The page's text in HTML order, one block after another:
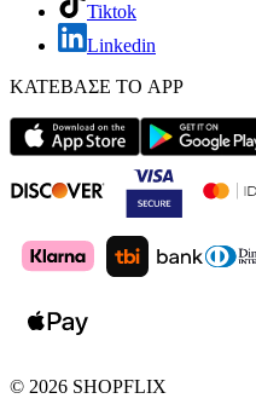
Tiktok
Linkedin
ΚΑΤΕΒΑΣΕ ΤΟ APP
© 2026 SHOPFLIX